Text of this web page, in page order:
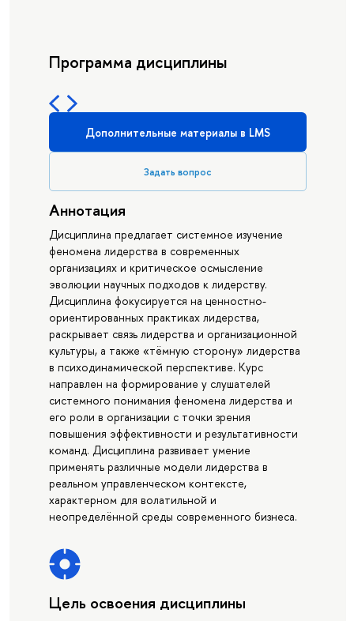
Программа дисциплины
Дополнительные материалы в LMS
Задать вопрос
Аннотация
Дисциплина предлагает системное изучение
феномена лидерства в современных
организациях и критическое осмысление
эволюции научных подходов к лидерству.
Дисциплина фокусируется на ценностно-
ориентированных практиках лидерства,
раскрывает связь лидерства и организационной
культуры, а также «тёмную сторону» лидерства
в психодинамической перспективе. Курс
направлен на формирование у слушателей
системного понимания феномена лидерства и
его роли в организации с точки зрения
повышения эффективности и результативности
команд. Дисциплина развивает умение
применять различные модели лидерства в
реальном управленческом контексте,
характерном для волатильной и
неопределённой среды современного бизнеса.
Цель освоения дисциплины